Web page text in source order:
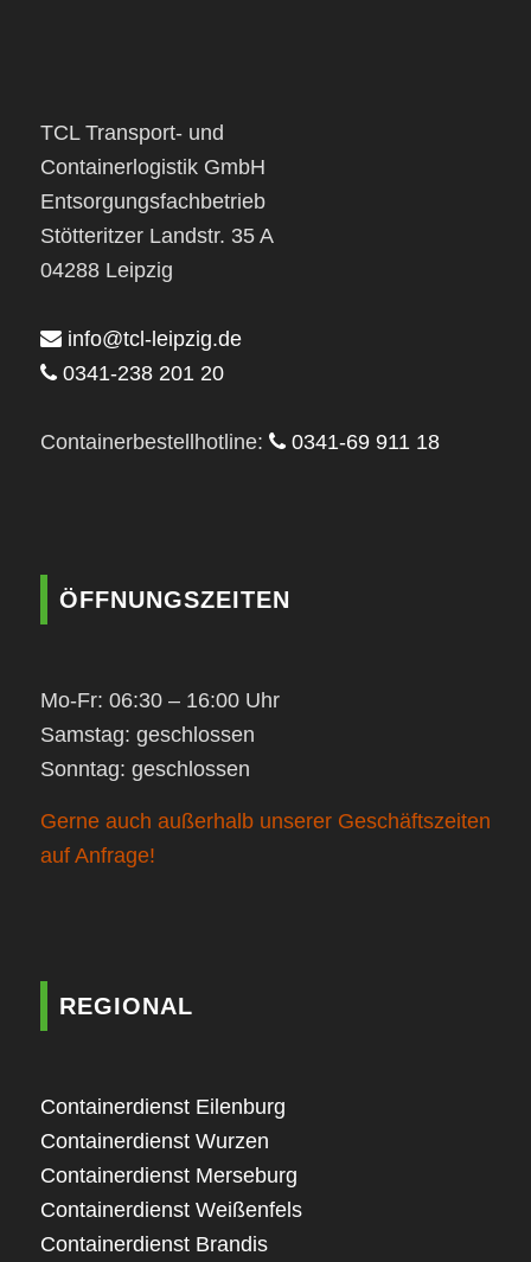
TCL Transport- und
Containerlogistik GmbH
Entsorgungsfachbetrieb
Stötteritzer Landstr. 35 A
04288 Leipzig
info@tcl-leipzig.de
0341-238 201 20
Containerbestellhotline: 0341-69 911 18
ÖFFNUNGSZEITEN
Mo-Fr: 06:30 – 16:00 Uhr
Samstag: geschlossen
Sonntag: geschlossen
Gerne auch außerhalb unserer Geschäftszeiten
auf Anfrage!
REGIONAL
Containerdienst Eilenburg
Containerdienst Wurzen
Containerdienst Merseburg
Containerdienst Weißenfels
Containerdienst Brandis